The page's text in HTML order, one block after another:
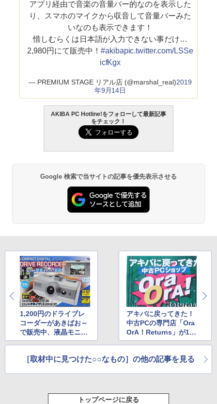
アプリ経由で音楽の音量バー的なのを表示した
り、スマホのマイクから収音して音量バーみた
いなのも表示できます！
惜しむらくは日本語が入力できない事だけ…
2,980円にて販売中！ #akibapic.twitter.com/LSSe
icfKgx
— PREMIUM STAGE リアル店 (@marshal_real)2019
年9月14日
AKIBA PC Hotline!をフォローして最新記事
をチェック！
Google 検索で当サイトの記事を優先表示させる
1,200円のドライブレ
コーダーがあきばお～
で販売中、液晶モニタ
ーも搭載
アキバに戻ってきた！
中古PCの専門店「Ora
OrA！Returns」が10
月3日にオープン
［取材中に見つけた○○なもの］の他の記事を見る
トップページに戻る